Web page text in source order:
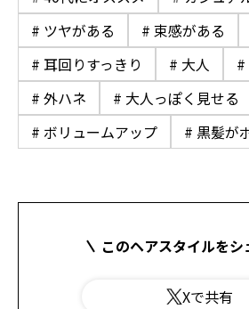
# ツヤがある
# 束感がある
# 耳回りすっきり
# 大人
#
# 外ハネ
# 大人っぽく見せる
# ボリュームアップ
# 黒髪が
このヘアスタイルをシ
Xで共有